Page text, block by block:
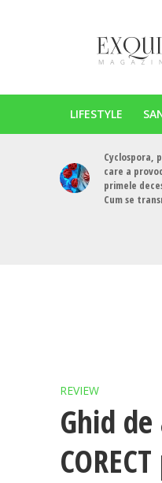
LIFESTYLE
Cyclospora,
care a
primele
Cum se
REVIEW
Ghid